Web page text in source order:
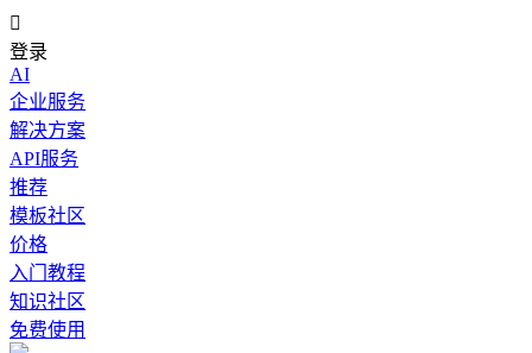

登录
AI
企业服务
解决方案
API服务
推荐
模板社区
价格
入门教程
知识社区
免费使用